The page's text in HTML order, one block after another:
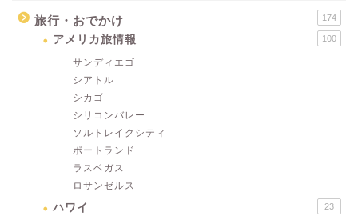
旅行・おでかけ 174
アメリカ旅情報 100
サンディエゴ
シアトル
シカゴ
シリコンバレー
ソルトレイクシティ
ポートランド
ラスベガス
ロサンゼルス
ハワイ 23